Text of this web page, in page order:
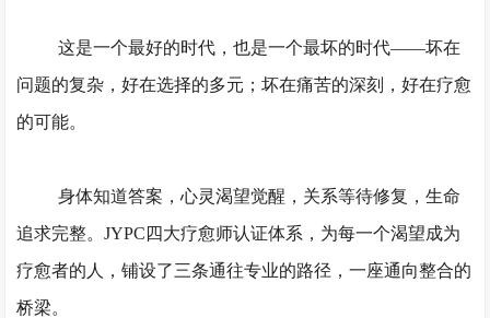
这是一个最好的时代，也是一个最坏的时代——坏在
问题的复杂，好在选择的多元；坏在痛苦的深刻，好在疗愈
的可能。
身体知道答案，心灵渴望觉醒，关系等待修复，生命
追求完整。JYPC四大疗愈师认证体系，为每一个渴望成为
疗愈者的人，铺设了三条通往专业的路径，一座通向整合的
桥梁。